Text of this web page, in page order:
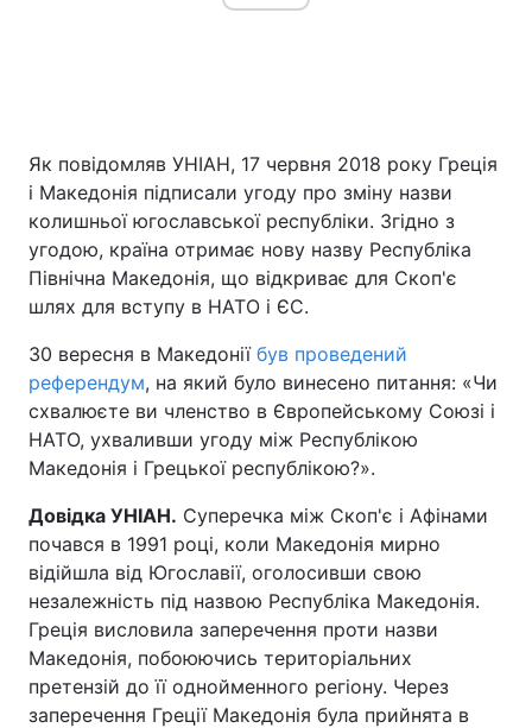
Як повідомляв УНІАН, 17 червня 2018 року Греція
і Македонія підписали угоду про зміну назви
колишньої югославської республіки. Згідно з
угодою, країна отримає нову назву Республіка
Північна Македонія, що відкриває для Скоп'є
шлях для вступу в НАТО і ЄС.
30 вересня в Македонії був проведений
референдум, на який було винесено питання: «Чи
схвалюєте ви членство в Європейському Союзі і
НАТО, ухваливши угоду між Республікою
Македонія і Грецької республікою?».
Довідка УНІАН. Суперечка між Скоп'є і Афінами
почався в 1991 році, коли Македонія мирно
відійшла від Югославії, оголосивши свою
незалежність під назвою Республіка Македонія.
Греція висловила заперечення проти назви
Македонія, побоюючись територіальних
претензій до її однойменного регіону. Через
заперечення Греції Македонія була прийнята в